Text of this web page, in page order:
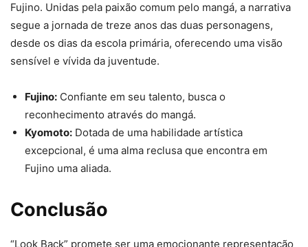
Fujino. Unidas pela paixão comum pelo mangá, a narrativa
segue a jornada de treze anos das duas personagens,
desde os dias da escola primária, oferecendo uma visão
sensível e vívida da juventude.
Fujino: Confiante em seu talento, busca o
reconhecimento através do mangá.
Kyomoto: Dotada de uma habilidade artística
excepcional, é uma alma reclusa que encontra em
Fujino uma aliada.
Conclusão
“Look Back” promete ser uma emocionante representação